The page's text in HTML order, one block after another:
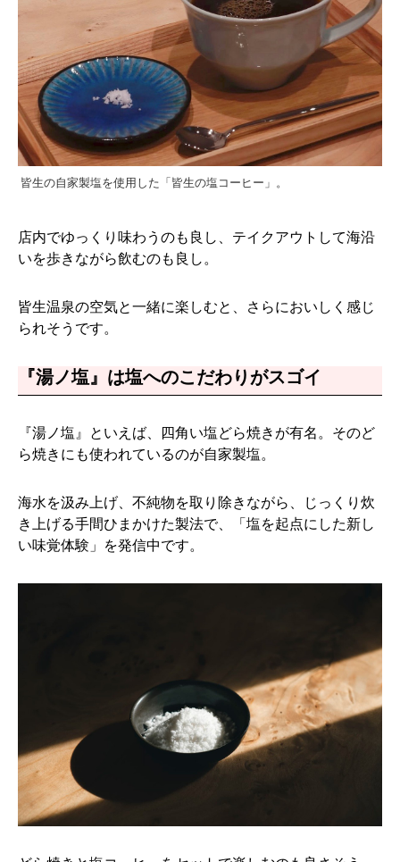
皆生の自家製塩を使用した「皆生の塩コーヒー」。
店内でゆっくり味わうのも良し、テイクアウトして海沿
いを歩きながら飲むのも良し。
皆生温泉の空気と一緒に楽しむと、さらにおいしく感じ
られそうです。
『湯ノ塩』は塩へのこだわりがスゴイ
『湯ノ塩』といえば、四角い塩どら焼きが有名。そのど
ら焼きにも使われているのが自家製塩。
海水を汲み上げ、不純物を取り除きながら、じっくり炊
き上げる手間ひまかけた製法で、「塩を起点にした新し
い味覚体験」を発信中です。